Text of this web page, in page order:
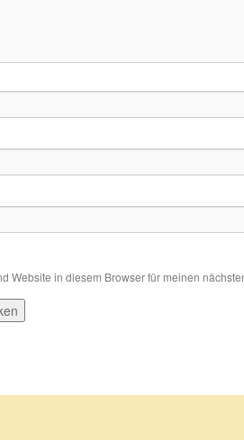
Website in diesem Browser für meinen